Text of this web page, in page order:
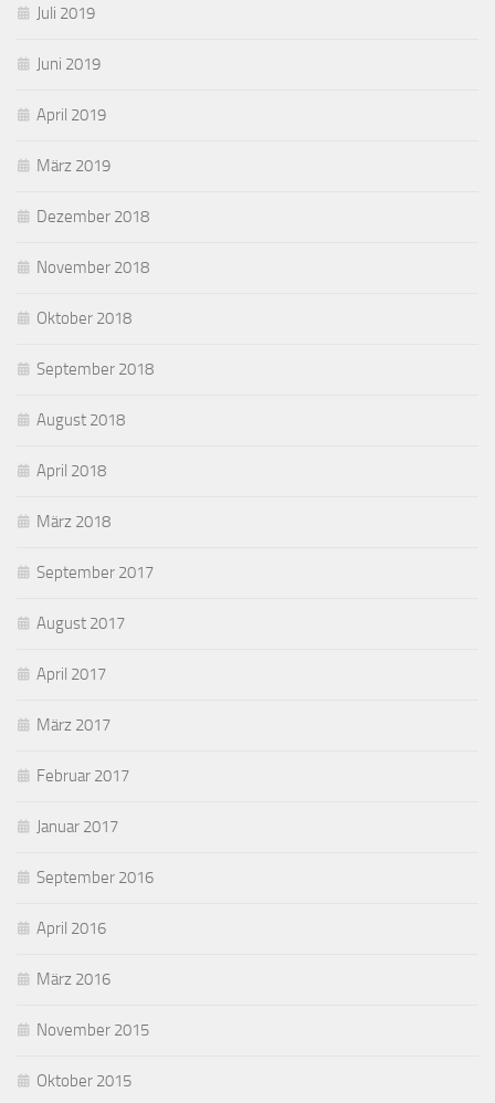
Juli 2019
Juni 2019
April 2019
März 2019
Dezember 2018
November 2018
Oktober 2018
September 2018
August 2018
April 2018
März 2018
September 2017
August 2017
April 2017
März 2017
Februar 2017
Januar 2017
September 2016
April 2016
März 2016
November 2015
Oktober 2015